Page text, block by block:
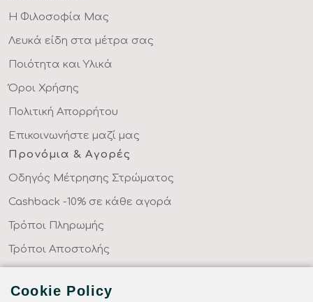
Η Φιλοσοφία Μας
Λευκά είδη στα μέτρα σας
Ποιότητα και Υλικά
Όροι Χρήσης
Πολιτική Απορρήτου
Επικοινωνήστε μαζί μας
Προνόμια & Αγορές
Οδηγός Μέτρησης Στρώματος
Cashback -10% σε κάθε αγορά
Τρόποι Πληρωμής
Τρόποι Αποστολής
Συχνές Ερωτήσεις
Cookie Policy